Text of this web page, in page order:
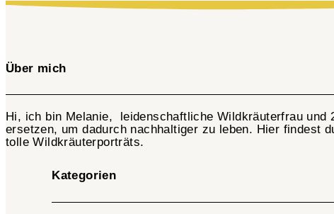
Über mich
Hi, ich bin Melanie, leidenschaftliche Wildkräuterfrau und
ersetzen, um dadurch nachhaltiger zu leben. Hier findest
tolle Wildkräuterporträts.
Kategorien